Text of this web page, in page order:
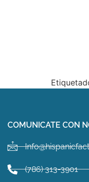
COMUNICATE CON
(786) 313-3901